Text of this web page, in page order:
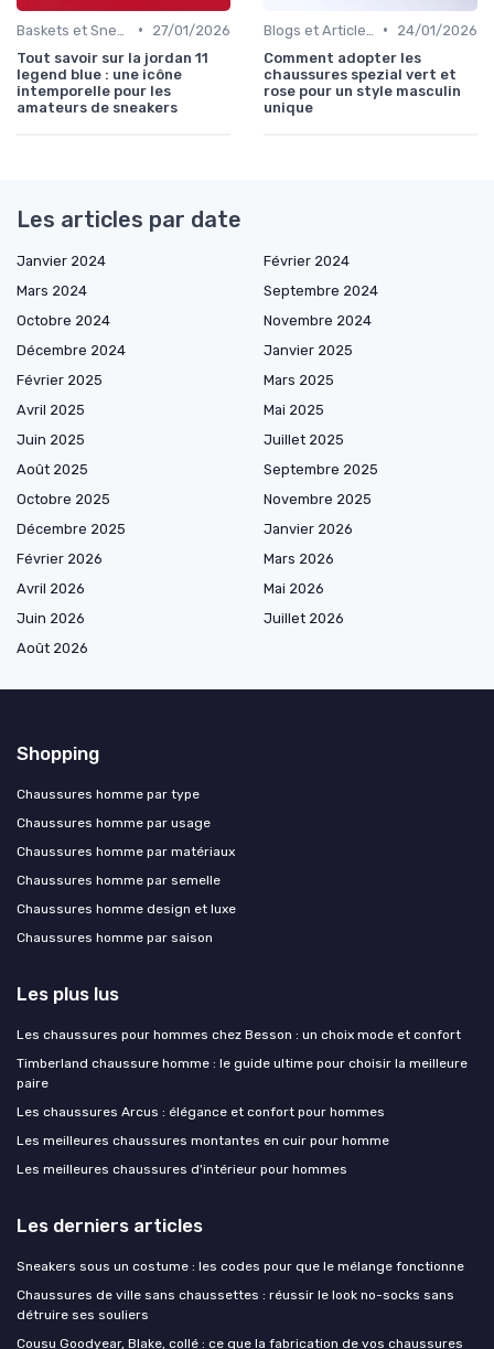
•
27/01/2026
Tout savoir sur la jordan 11
legend blue : une icône
intemporelle pour les
amateurs de sneakers
•
24/01/2026
Comment adopter les
chaussures spezial vert et
rose pour un style masculin
unique
Les articles par date
Janvier 2024
Février 2024
Mars 2024
Septembre 2024
Octobre 2024
Novembre 2024
Décembre 2024
Janvier 2025
Février 2025
Mars 2025
Avril 2025
Mai 2025
Juin 2025
Juillet 2025
Août 2025
Septembre 2025
Octobre 2025
Novembre 2025
Décembre 2025
Janvier 2026
Février 2026
Mars 2026
Avril 2026
Mai 2026
Juin 2026
Juillet 2026
Août 2026
Shopping
Chaussures homme par type
Chaussures homme par usage
Chaussures homme par matériaux
Chaussures homme par semelle
Chaussures homme design et luxe
Chaussures homme par saison
Les plus lus
Les chaussures pour hommes chez Besson : un choix mode et confort
Timberland chaussure homme : le guide ultime pour choisir la meilleure
paire
Les chaussures Arcus : élégance et confort pour hommes
Les meilleures chaussures montantes en cuir pour homme
Les meilleures chaussures d'intérieur pour hommes
Les derniers articles
Sneakers sous un costume : les codes pour que le mélange fonctionne
Chaussures de ville sans chaussettes : réussir le look no-socks sans
détruire ses souliers
Cousu Goodyear, Blake, collé : ce que la fabrication de vos chaussures